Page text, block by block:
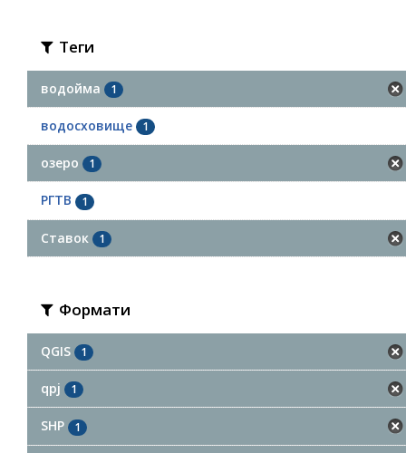
Теги
водойма 1
водосховище 1
озеро 1
РГТВ 1
Ставок 1
Формати
QGIS 1
qpj 1
SHP 1